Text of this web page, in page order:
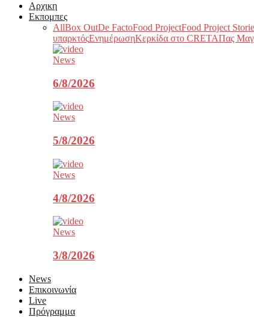
Αρχικη
Εκπομπες
AllBox OutDe FactoFood ProjectFood Project
υπαρκτόςΕνημέρωσηΚερκίδα στο CRETAΠας
News
6/8/2026
News
5/8/2026
News
4/8/2026
News
3/8/2026
News
Επικοινωνία
Live
Πρόγραμμα